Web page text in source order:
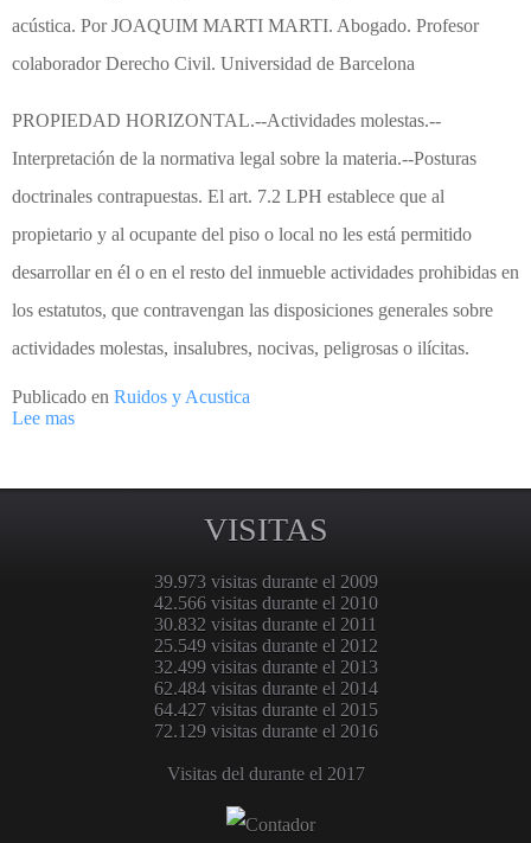
acústica. Por JOAQUIM MARTI MARTI. Abogado. Profesor
colaborador Derecho Civil. Universidad de Barcelona
PROPIEDAD HORIZONTAL.--Actividades molestas.--
Interpretación de la normativa legal sobre la materia.--Posturas
doctrinales contrapuestas. El art. 7.2 LPH establece que al
propietario y al ocupante del piso o local no les está permitido
desarrollar en él o en el resto del inmueble actividades prohibidas en
los estatutos, que contravengan las disposiciones generales sobre
actividades molestas, insalubres, nocivas, peligrosas o ilícitas.
Publicado en Ruidos y Acustica
Lee mas
VISITAS
39.973 visitas durante el 2009
42.566 visitas durante el 2010
30.832 visitas durante el 2011
25.549 visitas durante el 2012
32.499 visitas durante el 2013
62.484 visitas durante el 2014
64.427 visitas durante el 2015
72.129 visitas durante el 2016
Visitas del durante el 2017